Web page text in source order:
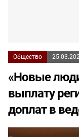
Общество
«Новые
выплату
доплат в